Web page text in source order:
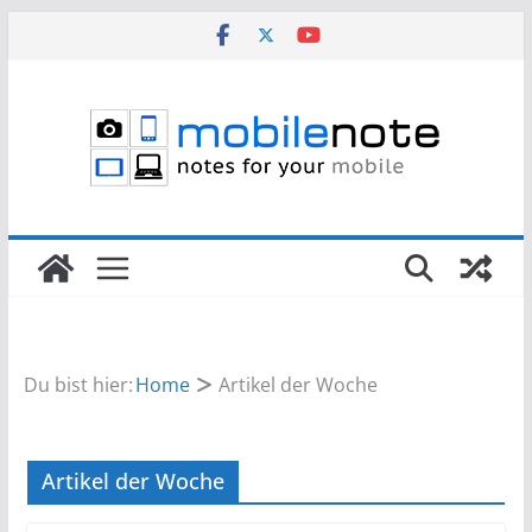
Du bist hier:Home Artikel der Woche
Artikel der Woche